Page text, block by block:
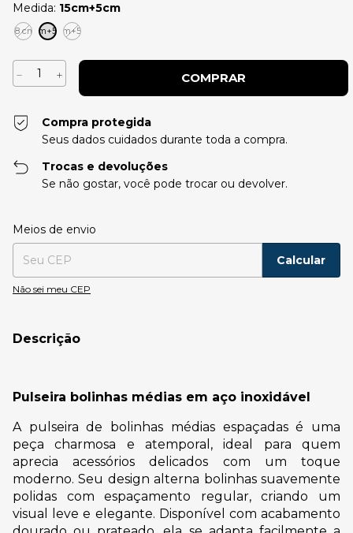
Medida: 15cm+5cm
18 cm15cm+5cm12cm+5cm
Compra protegida
Seus dados cuidados durante toda a compra.
Trocas e devoluções
Se não gostar, você pode trocar ou devolver.
Entregas para o CEP:
Meios de envio
Calcular
Não sei meu CEP
Descrição
Pulseira bolinhas médias em aço inoxidável
A pulseira de bolinhas médias espaçadas é uma
peça charmosa e atemporal, ideal para quem
aprecia acessórios delicados com um toque
moderno. Seu design alterna bolinhas suavemente
polidas com espaçamento regular, criando um
visual leve e elegante. Disponível com acabamento